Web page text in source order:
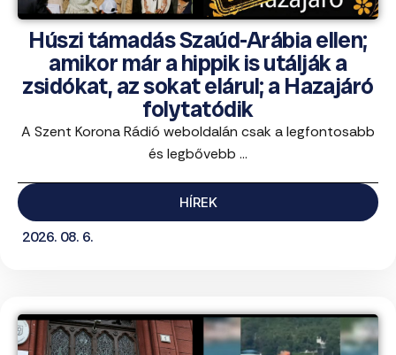
Húszi támadás Szaúd-Arábia ellen;
amikor már a hippik is utálják a
zsidókat, az sokat elárul; a Hazajáró
folytatódik
A Szent Korona Rádió weboldalán csak a legfontosabb
és legbővebb ...
HÍREK
2026. 08. 6.